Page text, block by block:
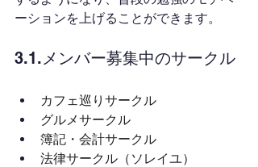
ーションを上げることができます。
3.1.メンバー募集中のサークル
カフェ巡りサークル
グルメサークル
簿記・会計サークル
法律サークル（ソレイユ）